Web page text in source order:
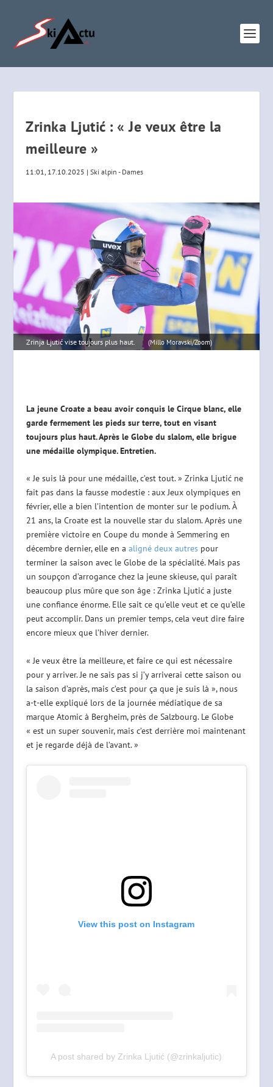
Zrinka Ljutić : « Je veux être la
meilleure »
11:01, 17.10.2025 |Ski alpin - Dames
Zrinja Ljutić vise toujours plus haut. (Millo Moravski/Zoom)
La jeune Croate a beau avoir conquis le Cirque blanc, elle
garde fermement les pieds sur terre, tout en visant
toujours plus haut. Après le Globe du slalom, elle brigue
une médaille olympique. Entretien.
« Je suis là pour une médaille, c’est tout. » Zrinka Ljutić ne
fait pas dans la fausse modestie : aux Jeux olympiques en
février, elle a bien l’intention de monter sur le podium. À
21 ans, la Croate est la nouvelle star du slalom. Après une
première victoire en Coupe du monde à Semmering en
décembre dernier, elle en a aligné deux autrespour
terminer la saison avec le Globe de la spécialité. Mais pas
un soupçon d’arrogance chez la jeune skieuse, qui paraît
beaucoup plus mûre que son âge : Zrinka Ljutić a juste
une confiance énorme. Elle sait ce qu’elle veut et ce qu’elle
peut accomplir. Dans un premier temps, cela veut dire faire
encore mieux que l’hiver dernier.
« Je veux être la meilleure, et faire ce qui est nécessaire
pour y arriver. Je ne sais pas si j’y arriverai cette saison ou
la saison d’après, mais c’est pour ça que je suis là », nous
a-t-elle expliqué lors de la journée médiatique de sa
marque Atomic à Bergheim, près de Salzbourg. Le Globe
« est un super souvenir, mais c’est derrière moi maintenant
et je regarde déjà de l’avant. »
View this post on Instagram
A post shared by Zrinka Ljutić (@zrinkaljutic)